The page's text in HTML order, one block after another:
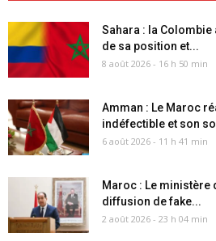
Sahara : la
de sa position et...
8 août 2026 - 16 h 50 min
Amman : Le Maroc
indéfectible et son
6 août 2026 - 11 h 41 min
Maroc : Le ministère
diffusion de fake...
2 août 2026 - 23 h 04 min